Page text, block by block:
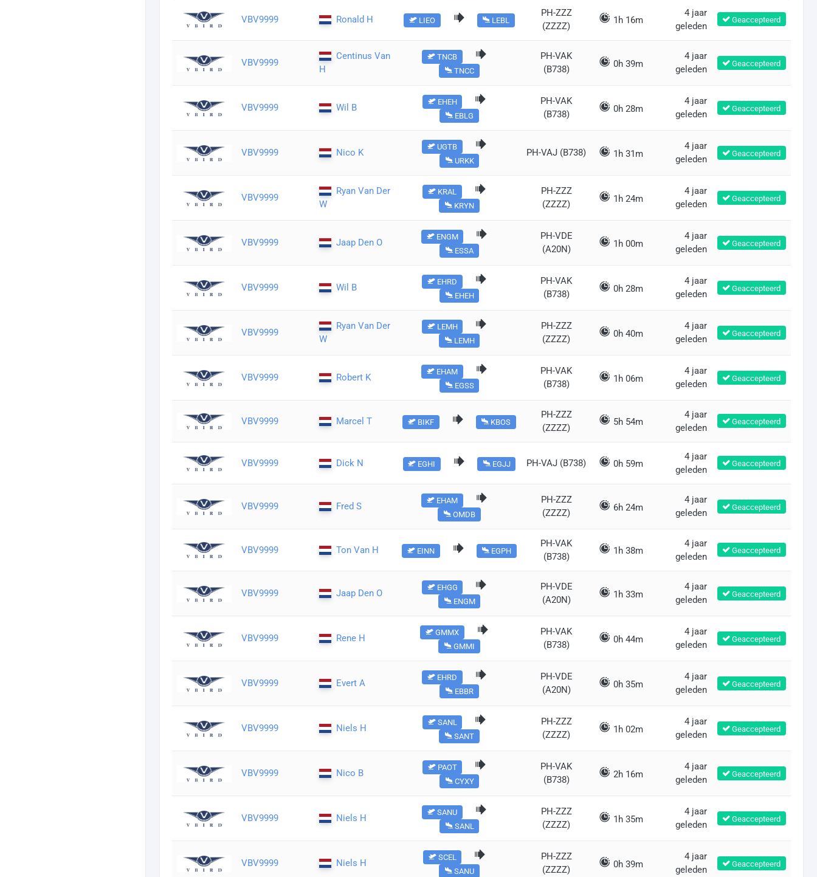
VBV9999 Ronald H LIEO LEBL
PH-ZZZ
(ZZZZ)
1h 16m
4 jaar
geleden
Geaccepteerd
VBV9999
Centinus Van
H
TNCB
TNCC
PH-VAK
(B738)
0h 39m
4 jaar
geleden
Geaccepteerd
VBV9999 Wil B
EHEH
EBLG
PH-VAK
(B738)
0h 28m
4 jaar
geleden
Geaccepteerd
VBV9999 Nico K
UGTB
URKK
PH-VAJ (B738) 1h 31m
4 jaar
geleden
Geaccepteerd
VBV9999
Ryan Van Der
W
KRAL
KRYN
PH-ZZZ
(ZZZZ)
1h 24m
4 jaar
geleden
Geaccepteerd
VBV9999 Jaap Den O
ENGM
ESSA
PH-VDE
(A20N)
1h 00m
4 jaar
geleden
Geaccepteerd
VBV9999 Wil B
EHRD
EHEH
PH-VAK
(B738)
0h 28m
4 jaar
geleden
Geaccepteerd
VBV9999
Ryan Van Der
W
LEMH
LEMH
PH-ZZZ
(ZZZZ)
0h 40m
4 jaar
geleden
Geaccepteerd
VBV9999 Robert K
EHAM
EGSS
PH-VAK
(B738)
1h 06m
4 jaar
geleden
Geaccepteerd
VBV9999 Marcel T BIKF KBOS
PH-ZZZ
(ZZZZ)
5h 54m
4 jaar
geleden
Geaccepteerd
VBV9999 Dick N EGHI EGJJ PH-VAJ (B738) 0h 59m
4 jaar
geleden
Geaccepteerd
VBV9999 Fred S
EHAM
OMDB
PH-ZZZ
(ZZZZ)
6h 24m
4 jaar
geleden
Geaccepteerd
VBV9999 Ton Van H EINN EGPH
PH-VAK
(B738)
1h 38m
4 jaar
geleden
Geaccepteerd
VBV9999 Jaap Den O
EHGG
ENGM
PH-VDE
(A20N)
1h 33m
4 jaar
geleden
Geaccepteerd
VBV9999 Rene H
GMMX
GMMI
PH-VAK
(B738)
0h 44m
4 jaar
geleden
Geaccepteerd
VBV9999 Evert A
EHRD
EBBR
PH-VDE
(A20N)
0h 35m
4 jaar
geleden
Geaccepteerd
VBV9999 Niels H
SANL
SANT
PH-ZZZ
(ZZZZ)
1h 02m
4 jaar
geleden
Geaccepteerd
VBV9999 Nico B
PAOT
CYXY
PH-VAK
(B738)
2h 16m
4 jaar
geleden
Geaccepteerd
VBV9999 Niels H
SANU
SANL
PH-ZZZ
(ZZZZ)
1h 35m
4 jaar
geleden
Geaccepteerd
VBV9999 Niels H
SCEL
SANU
PH-ZZZ
(ZZZZ)
0h 39m
4 jaar
geleden
Geaccepteerd